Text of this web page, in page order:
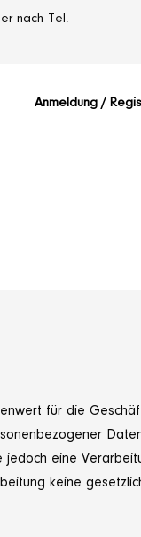
nach Tel.
Anmeldung /
für die
jedoch eine
keine